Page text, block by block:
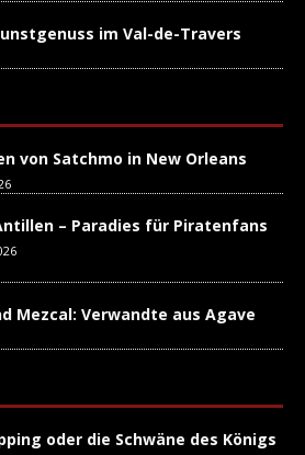
im Val-de-Travers
von Satchmo in New Orleans
– Paradies für Piratenfans
Mezcal: Verwandte aus Agave
oder die Schwäne des Königs